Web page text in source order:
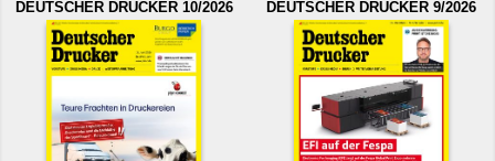
DEUTSCHER DRUCKER 10/2026 DEUTSCHER DRUCKER 9/2026